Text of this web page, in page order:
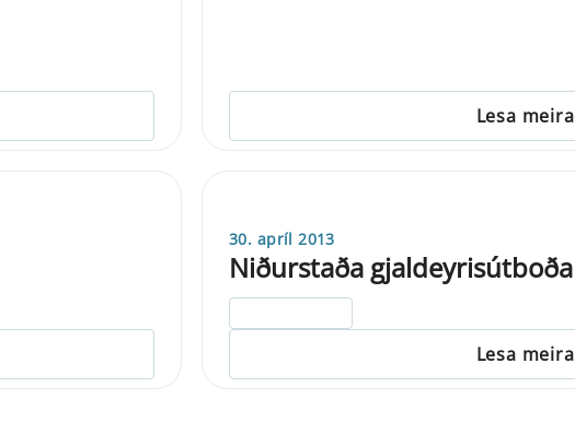
Lesa meira
30. apríl 2013
Niðurstaða gjaldeyrisútboða
Lesa meira